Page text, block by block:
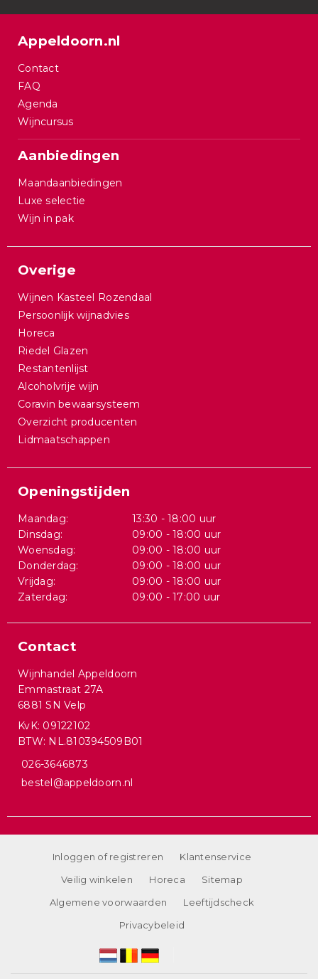
Appeldoorn.nl
Contact
FAQ
Agenda
Wijncursus
Aanbiedingen
Maandaanbiedingen
Luxe selectie
Wijn in pak
Overige
Wijnen Kasteel Rozendaal
Persoonlijk wijnadvies
Horeca
Riedel Glazen
Restantenlijst
Alcoholvrije wijn
Coravin bewaarsysteem
Overzicht producenten
Lidmaatschappen
Openingstijden
Maandag:
13:30 - 18:00 uur
Dinsdag:
09:00 - 18:00 uur
Woensdag:
09:00 - 18:00 uur
Donderdag:
09:00 - 18:00 uur
Vrijdag:
09:00 - 18:00 uur
Zaterdag:
09:00 - 17:00 uur
Contact
Wijnhandel Appeldoorn
Emmastraat 27A
6881 SN Velp
KvK: 09122102
BTW: NL.810394509B01
026-3646873
bestel@appeldoorn.nl
Inloggen of registreren
Klantenservice
Veilig winkelen
Horeca
Sitemap
Algemene voorwaarden
Leeftijdscheck
Privacybeleid